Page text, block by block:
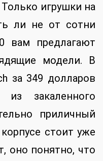
игрушки на
ли не от сотни
вам предлагают
модели. В
за 349 долларов
закаленного
приличный
стоит уже
оно понятно, что